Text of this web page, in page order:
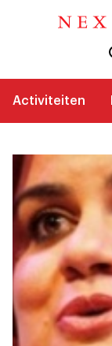
Activiteiten